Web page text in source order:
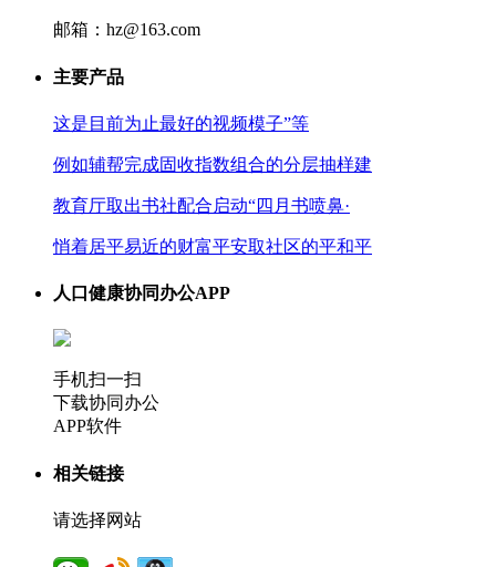
邮箱：hz@163.com
主要产品
这是目前为止最好的视频模子”等
例如辅帮完成固收指数组合的分层抽样建
教育厅取出书社配合启动“四月书喷鼻·
悄着居平易近的财富平安取社区的平和平
人口健康协同办公APP
手机扫一扫
下载协同办公
APP软件
相关链接
请选择网站